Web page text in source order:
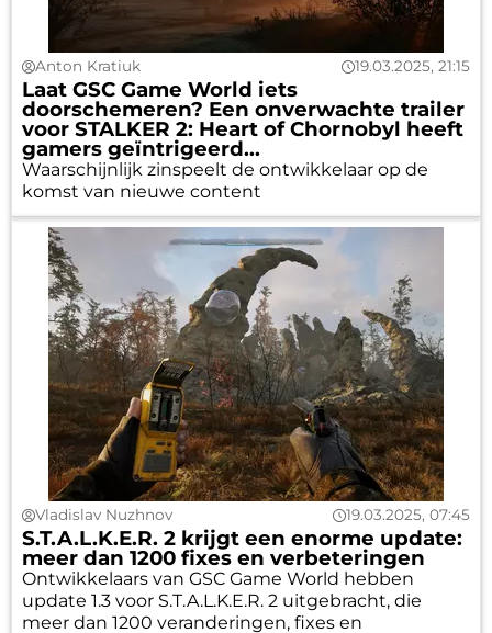
Anton Kratiuk 19.03.2025, 21:15
Laat GSC Game World iets
doorschemeren? Een onverwachte trailer
voor STALKER 2: Heart of Chornobyl heeft
gamers geïntrigeerd...
Waarschijnlijk zinspeelt de ontwikkelaar op de
komst van nieuwe content
Vladislav Nuzhnov 19.03.2025, 07:45
S.T.A.L.K.E.R. 2 krijgt een enorme update:
meer dan 1200 fixes en verbeteringen
Ontwikkelaars van GSC Game World hebben
update 1.3 voor S.T.A.L.K.E.R. 2 uitgebracht, die
meer dan 1200 veranderingen, fixes en